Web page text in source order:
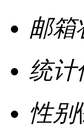
邮箱
统计
性别